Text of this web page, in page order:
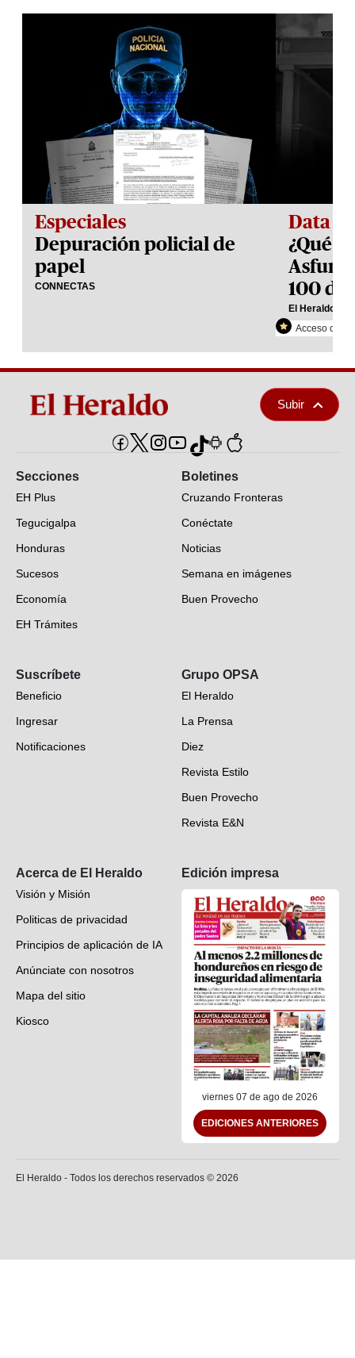
Especiales
Depuración policial de
papel
CONNECTAS
Data
¿Qué
Asfura
100
El Heraldo
Acceso con
Subir
Secciones
EH Plus
Tegucigalpa
Honduras
Sucesos
Economía
EH Trámites
EH Verifica
Fotogalerías
Deportes
Videos
Boletines
Cruzando Fronteras
Conéctate
Noticias
Semana en imágenes
Buen Provecho
Suscríbete
Beneficio
Ingresar
Notificaciones
Grupo OPSA
El Heraldo
La Prensa
Diez
Revista Estilo
Buen Provecho
Revista E&N
Acerca de El Heraldo
Visión y Misión
Politicas de privacidad
Principios de aplicación de IA
Anúnciate con nosotros
Mapa del sitio
Kiosco
Edición impresa
viernes 07 de ago de 2026
EDICIONES ANTERIORES
El Heraldo - Todos los derechos reservados © 2026